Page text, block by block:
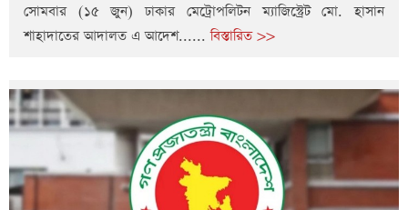
সোমবার (১৫ জুন) ঢাকার মেট্রোপলিটন ম্যাজিস্ট্রেট মো. হাসান
শাহাদাতের আদালত এ আদেশ......বিস্তারিত >>